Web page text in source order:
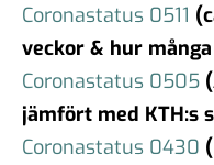
Coronastatus 0511
veckor & hur
Coronastatus 0505
jämfört med KTH:s
Coronastatus 0430